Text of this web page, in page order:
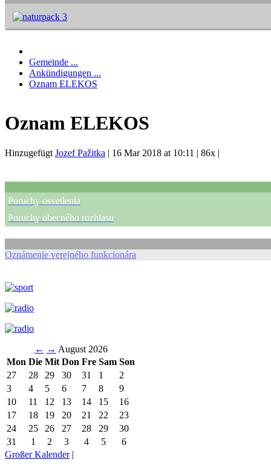
Gemeinde ...
Ankündigungen ...
Oznam ELEKOS
Oznam ELEKOS
Hinzugefügt Jozef Pažitka | 16 Mar 2018 at 10:11 | 86x |
Poruchy osvetlenia
Poruchy obecného rozhlasu
Oznámenie verejného funkcionára
← → August 2026
Mon Die Mit Don Fre Sam Son
27
28 29 30 31 1
2
3
4 5 6 7 8
9
10
11 12 13 14 15
16
17
18 19 20 21 22
23
24
25 26 27 28 29
30
31
1 2 3 4 5
6
Großer Kalender|